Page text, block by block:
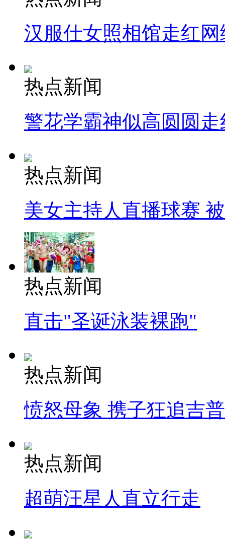
汉服仕女照相馆走红网
热点新闻
警花学霸神似高圆圆走
热点新闻
美女主持人直播球赛
热点新闻
直击"圣诞泳装裸跑"
热点新闻
愤怒母象 携子狂追吉
热点新闻
超萌汪星人直立行走